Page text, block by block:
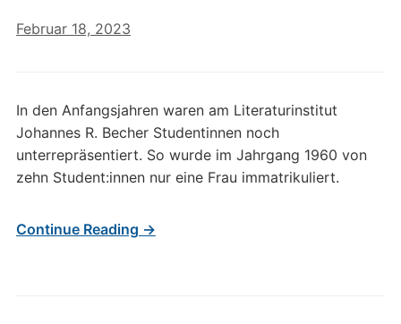
Februar 18, 2023
In den Anfangsjahren waren am Literaturinstitut
Johannes R. Becher Studentinnen noch
unterrepräsentiert. So wurde im Jahrgang 1960 von
zehn Student:innen nur eine Frau immatrikuliert.
Continue Reading →